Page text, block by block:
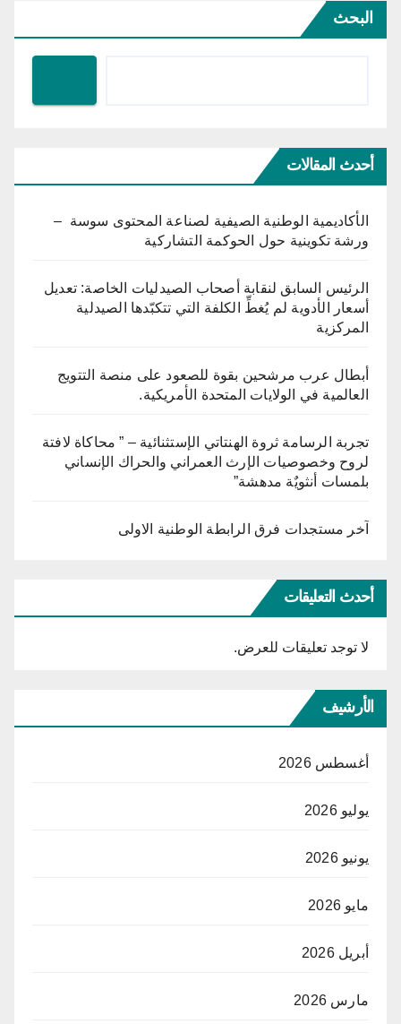
البحث
أحدث المقالات
الأكاديمية الوطنية الصيفية لصناعة المحتوى سوسة –
ورشة تكوينية حول الحوكمة التشاركية
الرئيس السابق لنقابة أصحاب الصيدليات الخاصة: تعديل
أسعار الأدوية لم يُغطِّ الكلفة التي تتكبّدها الصيدلية
المركزية
أبطال عرب مرشحين بقوة للصعود على منصة التتويج
العالمية في الولايات المتحدة الأمريكية.
تجربة الرسامة ثروة الهنتاتي الإستثنائية – ” محاكاة لافتة
لروح وخصوصيات الإرث العمراني والحراك الإنساني
بلمسات أنثويٌة مدهشة”
آخر مستجدات فرق الرابطة الوطنية الاولى
أحدث التعليقات
لا توجد تعليقات للعرض.
الأرشيف
أغسطس 2026
يوليو 2026
يونيو 2026
مايو 2026
أبريل 2026
مارس 2026